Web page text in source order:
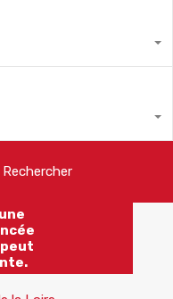
Rechercher